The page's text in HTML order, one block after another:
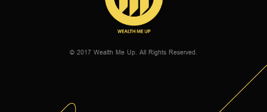
© 2017 Wealth Me Up. All Rights Reserved.